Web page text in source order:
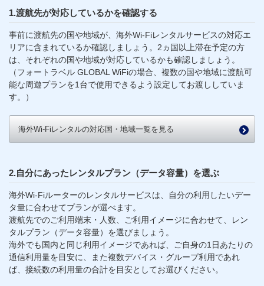
1.渡航先が対応しているかを確認する
事前に渡航先の国や地域が、海外Wi-Fiレンタルサービスの対応エ
リアに含まれているか確認しましょう。2ヵ国以上滞在予定の方
は、それぞれの国や地域が対応しているかも確認しましょう。
（フォートラベル GLOBAL WiFiの場合、複数の国や地域に渡航可
能な周遊プランを1台で使用できるよう設定してお渡ししていま
す。）
海外Wi-Fiレンタルの対応国・地域一覧を見る
2.自分にあったレンタルプラン（データ容量）を選ぶ
海外Wi-Fiルーターのレンタルサービスは、自分の利用したいデー
タ量に合わせてプランが選べます。
渡航先でのご利用端末・人数、ご利用イメージに合わせて、レン
タルプラン（データ容量）を選びましょう。
海外でも国内と同じ利用イメージであれば、ご自身の1日あたりの
通信利用量を目安に、また複数デバイス・グループ利用であれ
ば、接続数の利用量の合計を目安としてお選びください。